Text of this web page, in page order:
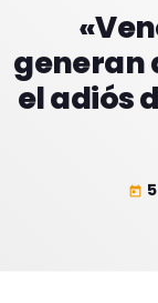
EMISIÓN
play_arrow EMISIÓN
ESLATINO
generan
el adiós
today